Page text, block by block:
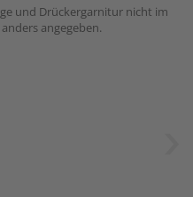
und Drückergarnitur nicht im
angegeben.